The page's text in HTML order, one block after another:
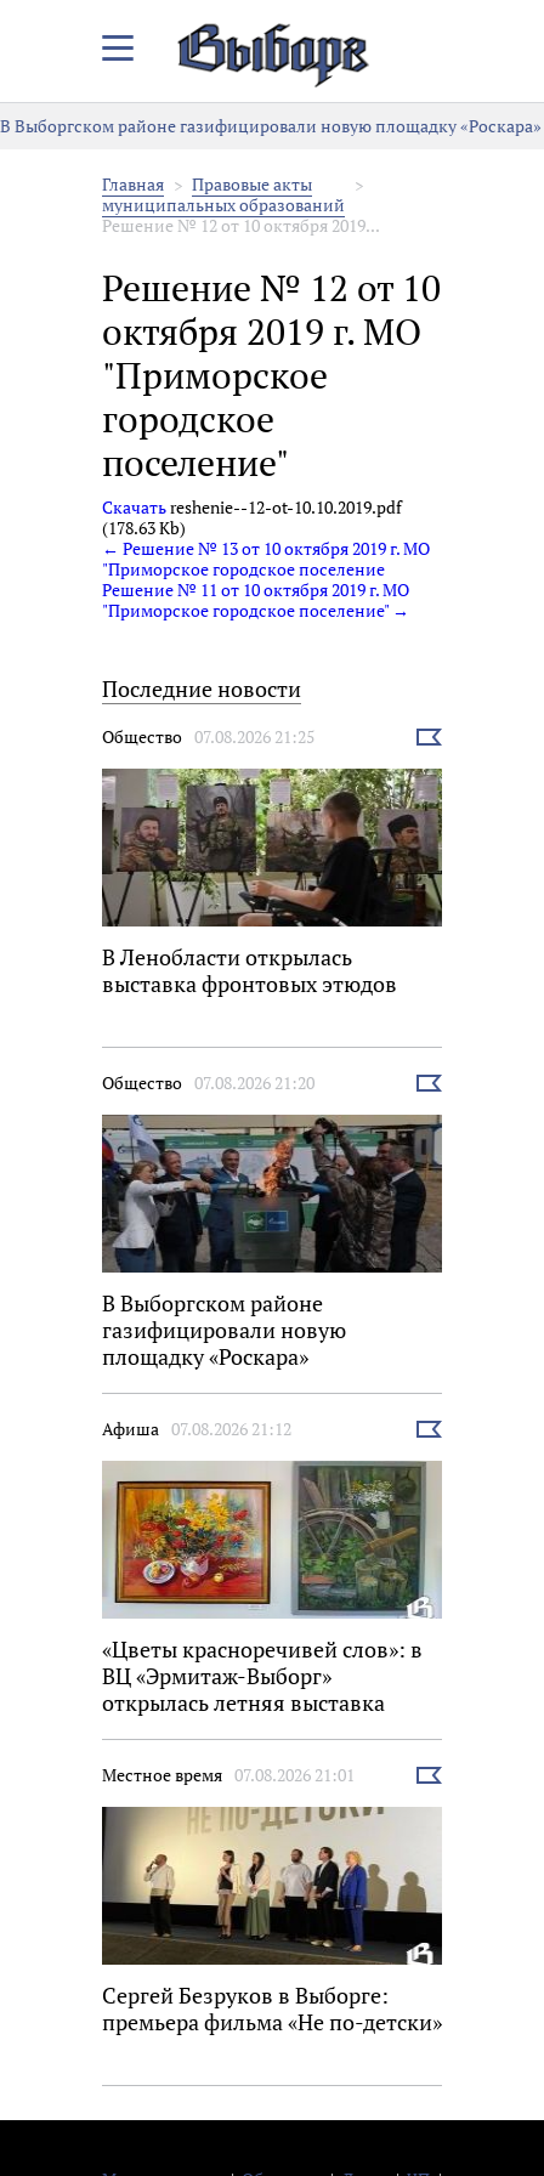
Закрыть/
меню
В Выборгском районе газифицировали новую площадку «Роскара»
Главная
Правовые акты
муниципальных образований
Решение № 12 от 10 октября 2019...
Решение № 12 от 10
октября 2019 г. МО
"Приморское
городское
поселение"
Скачатьreshenie--12-ot-10.10.2019.pdf
(178.63 Kb)
← Решение № 13 от 10 октября 2019 г. МО
"Приморское городское поселение
Решение № 11 от 10 октября 2019 г. МО
"Приморское городское поселение" →
Последние новости
Общество 07.08.2026 21:25
Выбрать
В Ленобласти открылась
выставка фронтовых этюдов
Общество 07.08.2026 21:20
Выбрать
В Выборгском районе
газифицировали новую
площадку «Роскара»
Афиша 07.08.2026 21:12
Выбрать
«Цветы красноречивей слов»: в
ВЦ «Эрмитаж-Выборг»
открылась летняя выставка
Местное время 07.08.2026 21:01
Выбрать
Сергей Безруков в Выборге:
премьера фильма «Не по-детски»